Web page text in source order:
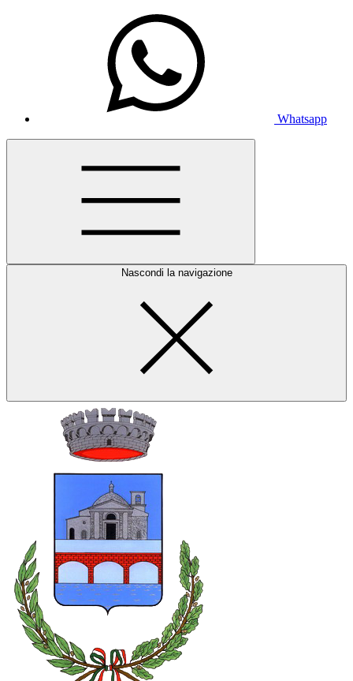
Whatsapp
Nascondi la navigazione